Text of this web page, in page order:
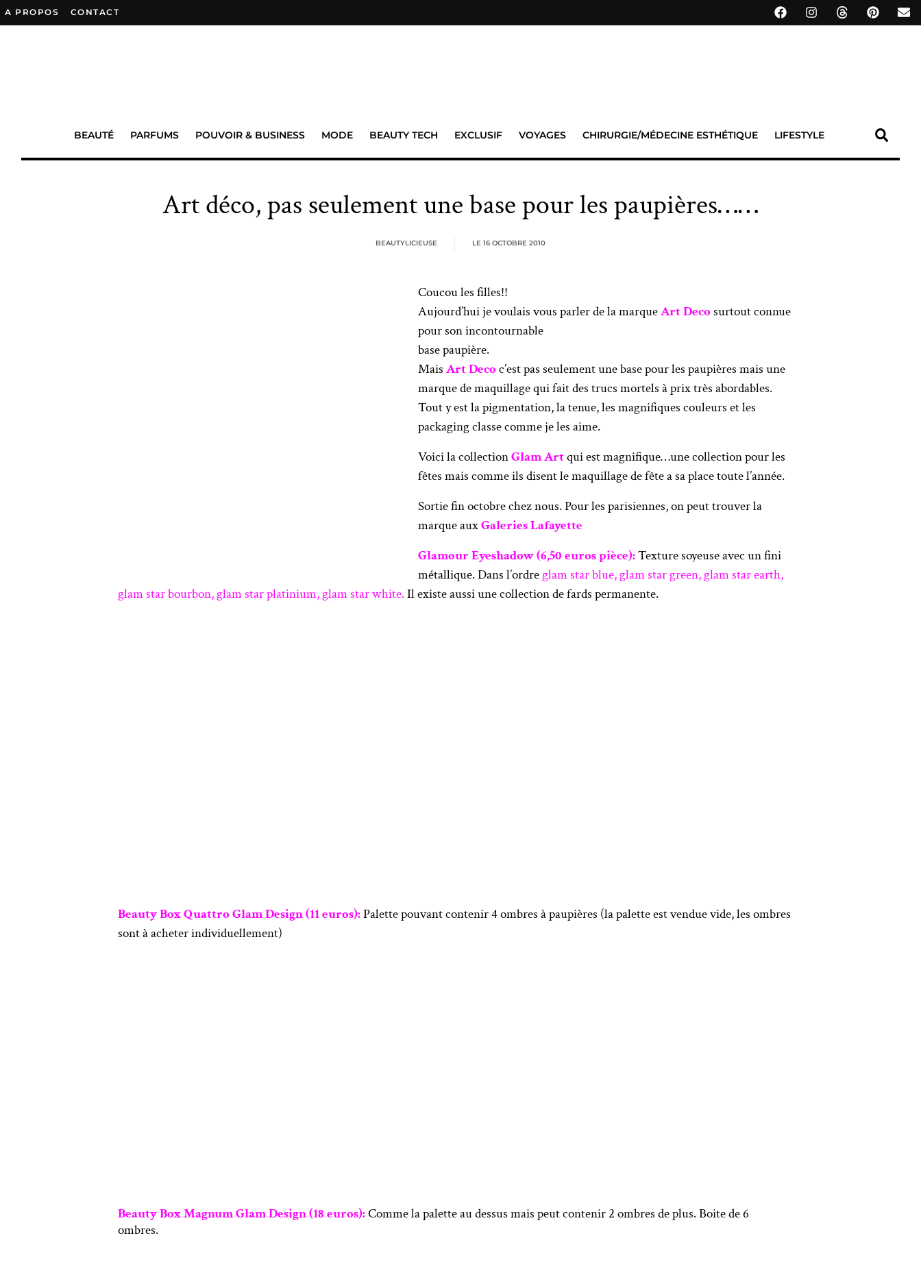
A PROPOS CONTACT
BEAUTÉ PARFUMS POUVOIR & BUSINESS MODE BEAUTY TECH EXCLUSIF VOYAGES CHIRURGIE/MÉDECINE ESTHÉTIQUE LIFESTYLE
Art déco, pas seulement une base pour les paupières……
BEAUTYLICIEUSE LE 16 OCTOBRE 2010
Coucou les filles!!
Aujourd’hui je voulais vous parler de la marqueArt Decosurtout connue
pour son incontournable
base paupière.
Mais Art Decoc’est pas seulement une base pour les paupières mais une
marque de maquillage qui fait des trucs mortels à prix très abordables.
Tout y est la pigmentation, la tenue, les magnifiques couleurs et les
packaging classe comme je les aime.
Voici la collectionGlam Artqui est magnifique…une collection pour les
fêtes mais comme ils disent le maquillage de fête a sa place toute l’année.
Sortie fin octobre chez nous. Pour les parisiennes, on peut trouver la
marque auxGaleries Lafayette
Glamour Eyeshadow (6,50 euros pièce):Texture soyeuse avec un fini
métallique. Dans l’ordreglam star blue, glam star green, glam star earth,
glam star bourbon, glam star platinium, glam star white.Il existe aussi une collection de fards permanente.
Beauty Box Quattro Glam Design (11 euros):Palette pouvant contenir 4 ombres à paupières (la palette est vendue vide, les ombres
sont à acheter individuellement)
Beauty Box Magnum Glam Design (18 euros):Comme la palette au dessus mais peut contenir 2 ombres de plus. Boite de 6
ombres.